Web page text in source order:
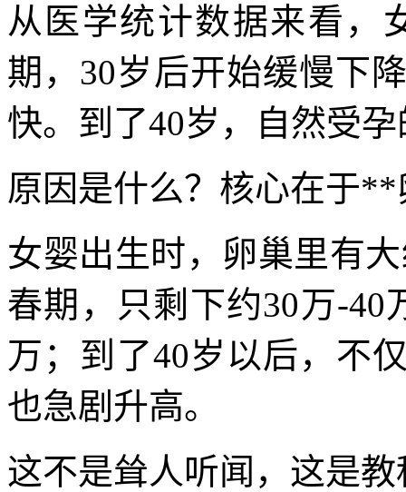
从医学统计数据来看，
期，30岁后开始缓慢下
快。到了40岁，自然受
原因是什么？核心在于
女婴出生时，卵巢里有
春期，只剩下约30万-40
万；到了40岁以后，不
也急剧升高。
这不是耸人听闻，这是